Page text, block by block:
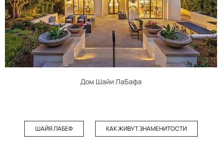
Дом Шайи ЛаБафа
ШАЙЯ ЛАБЕФ КАК ЖИВУТ ЗНАМЕНИТОСТИ